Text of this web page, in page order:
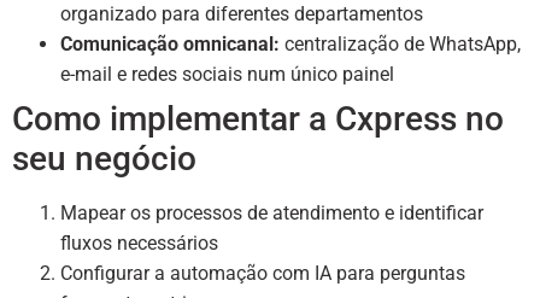
organizado para diferentes departamentos
Comunicação omnicanal: centralização de WhatsApp,
e-mail e redes sociais num único painel
Como implementar a Cxpress no
seu negócio
Mapear os processos de atendimento e identificar
fluxos necessários
Configurar a automação com IA para perguntas